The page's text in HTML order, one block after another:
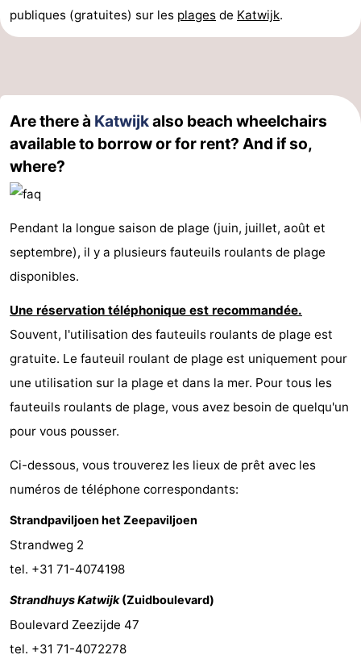
Terrains
golf
-
Peche
Sportive
-
Equitation
Boire
et
manger
Événements
Pratiques
Route
-
Stationnement
Adresses
Médicales
Région
Septentrionale
-
Nature
Duinen
-
aan
Zee
Bergen
-
Alkmaar
-
Egmond
-
publiques (gratuites) sur les plages de Katwijk.
Are there à Katwijkalso beach wheelchairs
available to borrow or for rent? And if so,
where?
Pendant la longue saison de plage (juin, juillet, août et
septembre), il y a plusieurs fauteuils roulants de plage
disponibles.
Une réservation téléphonique est recommandée.
Souvent, l'utilisation des fauteuils roulants de plage est
gratuite. Le fauteuil roulant de plage est uniquement pour
une utilisation sur la plage et dans la mer. Pour tous les
fauteuils roulants de plage, vous avez besoin de quelqu'un
pour vous pousser.
Ci-dessous, vous trouverez les lieux de prêt avec les
numéros de téléphone correspondants:
Strandpaviljoen het Zeepaviljoen
Strandweg 2
tel. +31 71-4074198
Strandhuys Katwijk(Zuidboulevard)
Boulevard Zeezijde 47
tel. +31 71-4072278